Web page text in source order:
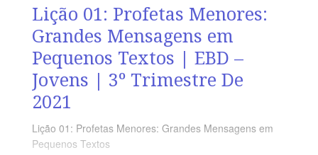
Lição 01: Profetas Menores:
Grandes Mensagens em
Pequenos Textos | EBD –
Jovens | 3º Trimestre De
2021
Lição 01: Profetas Menores: Grandes Mensagens em
Pequenos Textos